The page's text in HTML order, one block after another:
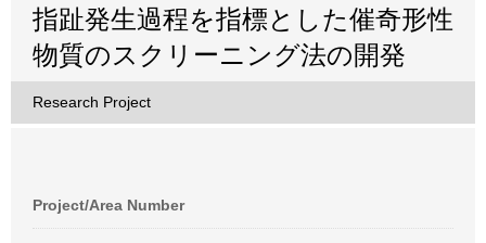
指趾発生過程を指標とした催奇形性
物質のスクリーニング法の開発
Research Project
Project/Area Number